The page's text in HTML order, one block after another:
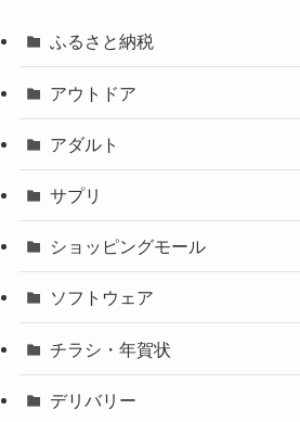
ふるさと納税
アウトドア
アダルト
サプリ
ショッピングモール
ソフトウェア
チラシ・年賀状
デリバリー